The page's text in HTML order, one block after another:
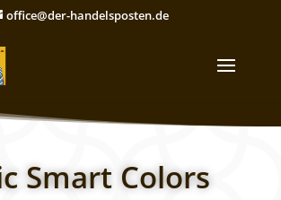
office@der-handelsposten.de
Smart Colors